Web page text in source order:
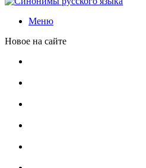
Меню
Новое на сайте